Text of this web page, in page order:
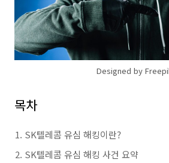
Designed by
목차
SK텔레콤 유심 해킹이란?
SK텔레콤 유심 해킹 사건 요약